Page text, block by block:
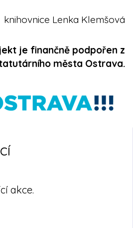
knihovnice Lenka Klemšová
je finančně podpořen z
města Ostrava.
akce.